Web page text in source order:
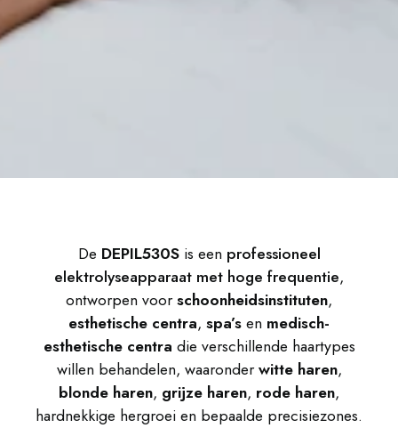
De DEPIL530Sis een professioneel
elektrolyseapparaat met hoge frequentie,
ontworpen voorschoonheidsinstituten,
esthetische centra, spa’sen medisch-
esthetische centra die verschillende haartypes
willen behandelen, waaronderwitte haren,
blonde haren, grijze haren, rode haren,
hardnekkige hergroei en bepaalde precisiezones.